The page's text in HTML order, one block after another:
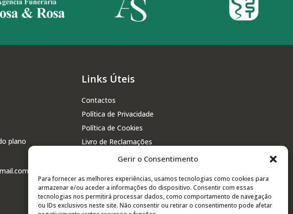
Gerir o Consentimento
Para fornecer as melhores experiências, usamos tecnologias como cookies para
armazenar e/ou aceder a informações do dispositivo. Consentir com essas
tecnologias nos permitirá processar dados, como comportamento de navegação
ou IDs exclusivos neste site. Não consentir ou retirar o consentimento pode afetar
plano
Links Úteis
Contactos
Política de Privacidade
Política de Cookies
Livro de Reclamações